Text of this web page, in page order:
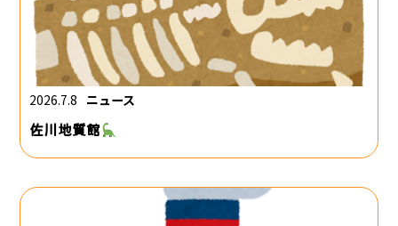
2026.7.8 ニュース
佐川地質館